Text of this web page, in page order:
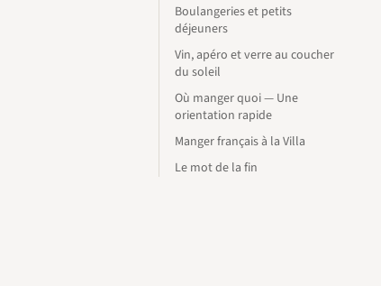
Boulangeries et petits
déjeuners
Vin, apéro et verre au coucher
du soleil
Où manger quoi — Une
orientation rapide
Manger français à la Villa
Le mot de la fin